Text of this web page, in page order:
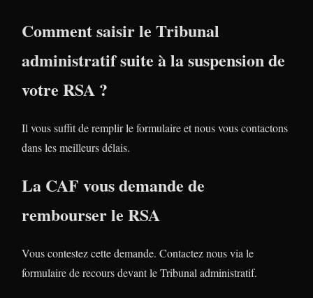
Comment saisir le Tribunal
administratif suite à la suspension de
votre RSA ?
Il vous suffit de remplir le formulaire et nous vous contactons
dans les meilleurs délais.
La CAF vous demande de
rembourser le RSA
Vous contestez cette demande. Contactez nous via le
formulaire de recours devant le Tribunal administratif.